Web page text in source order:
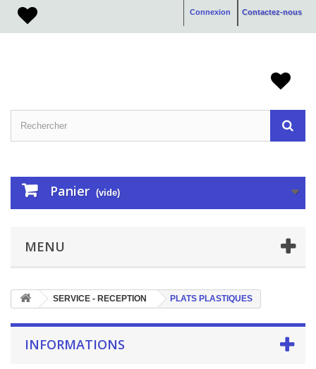
Contactez-nous
Connexion
Panier (vide)
MENU
SERVICE - RECEPTION PLATS PLASTIQUES
INFORMATIONS